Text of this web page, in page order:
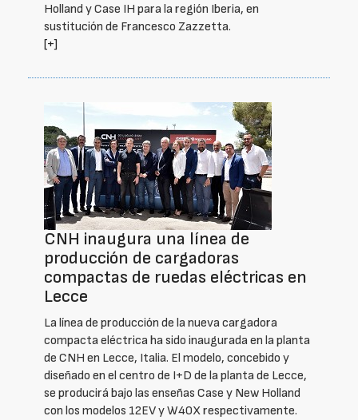
Holland y Case IH para la región Iberia, en
sustitución de Francesco Zazzetta.
[+]
CNH inaugura una línea de
producción de cargadoras
compactas de ruedas eléctricas en
Lecce
La línea de producción de la nueva cargadora
compacta eléctrica ha sido inaugurada en la planta
de CNH en Lecce, Italia. El modelo, concebido y
diseñado en el centro de I+D de la planta de Lecce,
se producirá bajo las enseñas Case y New Holland
con los modelos 12EV y W40X respectivamente.